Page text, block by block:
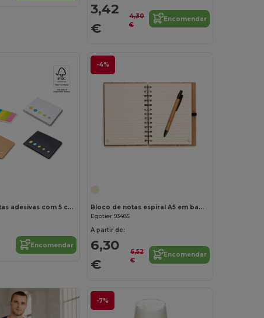
3,42
€
4,30
€
Encomendar
Bloco de notas adesivas com 5 conjuntos
Encomendar
-4%
Bloco de notas espiral A5 em bambu com papel 100% reciclado
Egotier 93485
A partir de:
6,30
€
6,52
€
Encomendar
-7%